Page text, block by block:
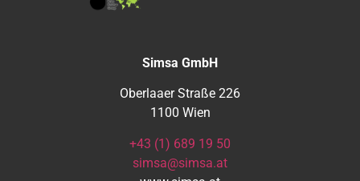
Simsa GmbH
Oberlaaer Straße 226
1100 Wien
+43 (1) 689 19 50
simsa@simsa.at